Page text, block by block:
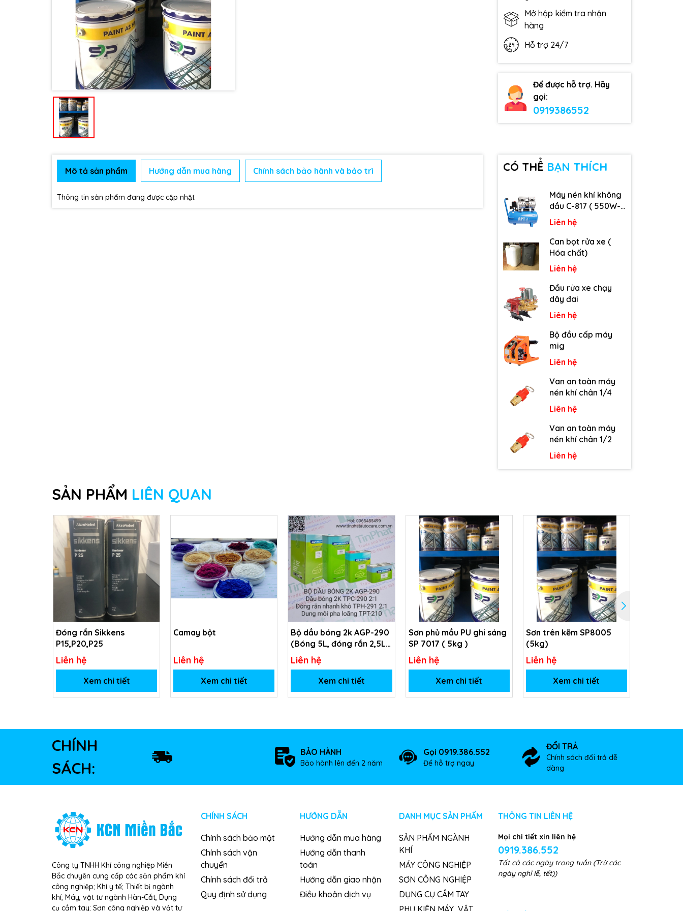
Mở hộp kiểm tra nhận
hàng
Hỗ trợ 24/7
Để được hỗ trợ. Hãy
gọi:
0919386552
Mô tả sản phẩm Hướng dẫn mua hàng Chính sách bảo hành và bảo trì
Thông tin sản phẩm đang được cập nhật
CÓ THỂ BẠN THÍCH
Máy nén khí không
dầu C-817 ( 550W-
9L )
Liên hệ
Can bọt rửa xe (
Hóa chất)
Liên hệ
Đầu rửa xe chạy
dây đai
Liên hệ
Bộ đầu cấp máy
mig
Liên hệ
Van an toàn máy
nén khí chân 1/4
Liên hệ
Van an toàn máy
nén khí chân 1/2
Liên hệ
SẢN PHẨM LIÊN QUAN
Đóng rắn Sikkens
P15,P20,P25
Liên hệ
Xem chi tiết
Camay bột
Liên hệ
Xem chi tiết
Bộ dầu bóng 2k AGP-290
(Bóng 5L, đóng rắn 2,5L,
dung môi 1L)
Liên hệ
Xem chi tiết
Sơn phủ mầu PU ghi sáng
SP 7017 ( 5kg )
Liên hệ
Xem chi tiết
Sơn trên kẽm SP8005
(5kg)
Liên hệ
Xem chi tiết
CHÍNH
SÁCH:
BẢO HÀNH
Bảo hành lên đến 2 năm
Gọi 0919.386.552
Để hỗ trợ ngay
ĐỔI TRẢ
Chính sách đổi trả dễ
dàng
Công ty TNHH Khí công nghiệp Miền
Bắc chuyên cung cấp các sản phẩm khí
công nghiệp; Khí y tế; Thiết bị ngành
khí; Máy, vật tư ngành Hàn-Cắt, Dụng
cụ cầm tay; Sơn công nghiệp và vật tư
CHÍNH SÁCH
Chính sách bảo mật
Chính sách vận
chuyển
Chính sách đổi trả
Quy định sử dụng
HƯỚNG DẪN
Hướng dẫn mua hàng
Hướng dẫn thanh
toán
Hướng dẫn giao nhận
Điều khoản dịch vụ
DANH MỤC SẢN PHẨM
SẢN PHẨM NGÀNH
KHÍ
MÁY CÔNG NGHIỆP
SƠN CÔNG NGHIỆP
DỤNG CỤ CẦM TAY
THÔNG TIN LIÊN HỆ
Mọi chi tiết xin liên hệ
0919.386.552
Tất cả các ngày trong tuần (Trừ các
ngày nghỉ lễ, tết))